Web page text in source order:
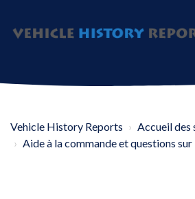
Vehicle History Reports
Accueil des
Aide à la commande et questions